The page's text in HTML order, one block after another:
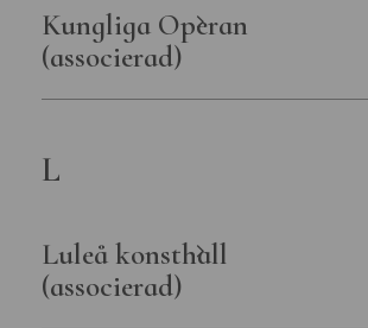
Kungliga Operan
(associerad)
L
Luleå konsthall
(associerad)